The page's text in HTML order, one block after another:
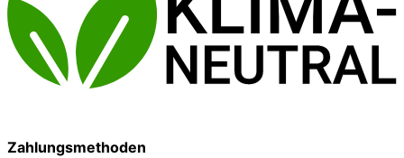
Zahlungsmethoden